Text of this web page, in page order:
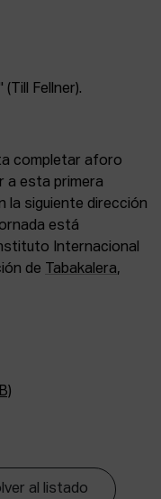
Fellner).
completar aforo
a esta primera
la siguiente dirección
está
Internacional
de
Tabakalera,
al listado